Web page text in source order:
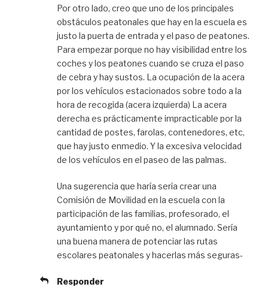
Por otro lado, creo que uno de los principales
obstáculos peatonales que hay en la escuela es
justo la puerta de entrada y el paso de peatones.
Para empezar porque no hay visibilidad entre los
coches y los peatones cuando se cruza el paso
de cebra y hay sustos. La ocupación de la acera
por los vehículos estacionados sobre todo a la
hora de recogida (acera izquierda) La acera
derecha es prácticamente impracticable por la
cantidad de postes, farolas, contenedores, etc,
que hay justo enmedio. Y la excesiva velocidad
de los vehículos en el paseo de las palmas.
Una sugerencia que haría sería crear una
Comisión de Movilidad en la escuela con la
participación de las familias, profesorado, el
ayuntamiento y por qué no, el alumnado. Sería
una buena manera de potenciar las rutas
escolares peatonales y hacerlas más seguras-
Responder